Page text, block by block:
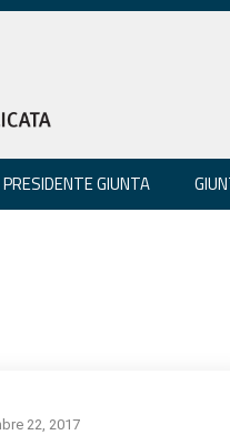
PRESIDENTE GIUNTA
22, 2017